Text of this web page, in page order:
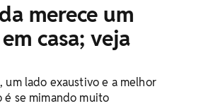
merece um
casa; veja
um lado exaustivo e a melhor
se mimando muito